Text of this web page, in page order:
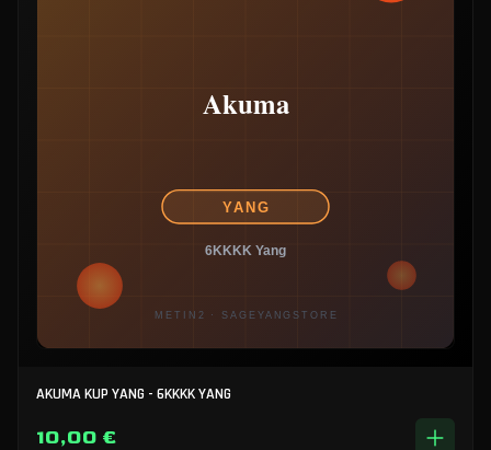
AKUMA KUP YANG - 6KKKK YANG
10,00 €